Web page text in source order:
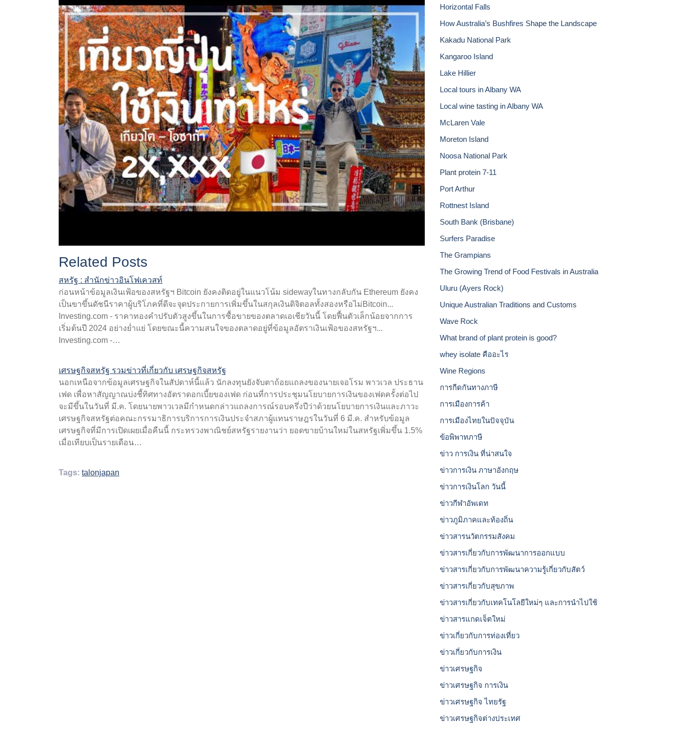
Related Posts
สหรัฐ : สำนักข่าวอินโฟเควสท์
ก่อนหน้าข้อมูลเงินเฟ้อของสหรัฐฯ Bitcoin ยังคงติดอยู่ในแนวโน้ม sidewayในทางกลับกัน Ethereum ยังคง
เป็นขาขึ้นดัชนีราคาผู้บริโภคที่ดีจะจุดประกายการเพิ่มขึ้นในสกุลเงินดิจิตอลทั้งสองหรือไม่Bitcoin...
Investing.com - ราคาทองคำปรับตัวสูงขึ้นในการซื้อขายของตลาดเอเชียวันนี้ โดยฟื้นตัวเล็กน้อยจากการ
เริ่มต้นปี 2024 อย่างย่ำแย่ โดยขณะนี้ความสนใจของตลาดอยู่ที่ข้อมูลอัตราเงินเฟ้อของสหรัฐฯ...
Investing.com -…
เศรษฐกิจสหรัฐ รวมข่าวที่เกี่ยวกับ เศรษฐกิจสหรัฐ
นอกเหนือจากข้อมูลเศรษฐกิจในสัปดาห์นี้แล้ว นักลงทุนยังจับตาถ้อยแถลงของนายเจอโรม พาวเวล ประธาน
เฟด เพื่อหาสัญญาณบ่งชี้ทิศทางอัตราดอกเบี้ยของเฟด ก่อนที่การประชุมนโยบายการเงินของเฟดครั้งต่อไป
จะมีขึ้นในวันที่ มี.ค. โดยนายพาวเวลมีกำหนดกล่าวแถลงการณ์รอบครึ่งปีว่าด้วยนโยบายการเงินและภาวะ
เศรษฐกิจสหรัฐต่อคณะกรรมาธิการบริการการเงินประจำสภาผู้แทนราษฎรในวันที่ 6 มี.ค. สำหรับข้อมูล
เศรษฐกิจที่มีการเปิดเผยเมื่อคืนนี้ กระทรวงพาณิชย์สหรัฐรายงานว่า ยอดขายบ้านใหม่ในสหรัฐเพิ่มขึ้น 1.5%
เมื่อเทียบเป็นรายเดือน…
Tags: talonjapan
Horizontal Falls
How Australia’s Bushfires Shape the Landscape
Kakadu National Park
Kangaroo Island
Lake Hillier
Local tours in Albany WA
Local wine tasting in Albany WA
McLaren Vale
Moreton Island
Noosa National Park
Plant protein 7-11
Port Arthur
Rottnest Island
South Bank (Brisbane)
Surfers Paradise
The Grampians
The Growing Trend of Food Festivals in Australia
Uluru (Ayers Rock)
Unique Australian Traditions and Customs
Wave Rock
What brand of plant protein is good?
whey isolate คืออะไร
Wine Regions
การกีดกันทางภาษี
การเมืองการค้า
การเมืองไทยในปัจจุบัน
ข้อพิพาทภาษี
ข่าว การเงิน ที่น่าสนใจ
ข่าวการเงิน ภาษาอังกฤษ
ข่าวการเงินโลก วันนี้
ข่าวกีฬาอัพเดท
ข่าวภูมิภาคและท้องถิ่น
ข่าวสารนวัตกรรมสังคม
ข่าวสารเกี่ยวกับการพัฒนาการออกแบบ
ข่าวสารเกี่ยวกับการพัฒนาความรู้เกี่ยวกับสัตว์
ข่าวสารเกี่ยวกับสุขภาพ
ข่าวสารเกี่ยวกับเทคโนโลยีใหม่ๆ และการนำไปใช้
ข่าวสารแกดเจ็ตใหม่
ข่าวเกี่ยวกับการท่องเที่ยว
ข่าวเกี่ยวกับการเงิน
ข่าวเศรษฐกิจ
ข่าวเศรษฐกิจ การเงิน
ข่าวเศรษฐกิจ ไทยรัฐ
ข่าวเศรษฐกิจต่างประเทศ